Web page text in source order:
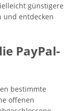
günstigere
und entdecken
PayPal-
bestimmte
offenen